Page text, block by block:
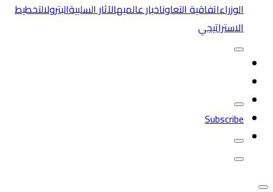
الوزراءاتفاقية التعاوناخبار عالميهالآثار السلبيةالبترولالتخطيط
الاستراتيجي
Subscribe